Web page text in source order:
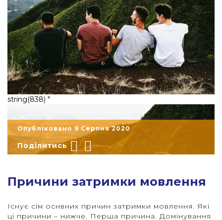
string(838) "
Опубліковано 9 Серпня 2020
Поділитись
Причини затримки мовлення
Існує сім оснвних причин затримки мовлення. Які
ці причини – нижче. Перша причина. Домінування